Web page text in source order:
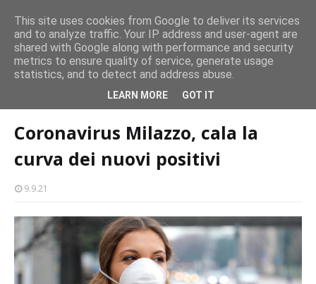
Milazzo 28ª Sagra del Pesce a Vaccarella: il programma
EVENTI
coronavirus Coronavirus Milazzo, cala la curva dei nuovi
Coronavirus Milazzo, cala la
curva dei nuovi positivi
9.9.21
This site uses cookies from Google to deliver its services
and to analyze traffic. Your IP address and user-agent are
shared with Google along with performance and security
metrics to ensure quality of service, generate usage
statistics, and to detect and address abuse.
LEARN MORE GOT IT